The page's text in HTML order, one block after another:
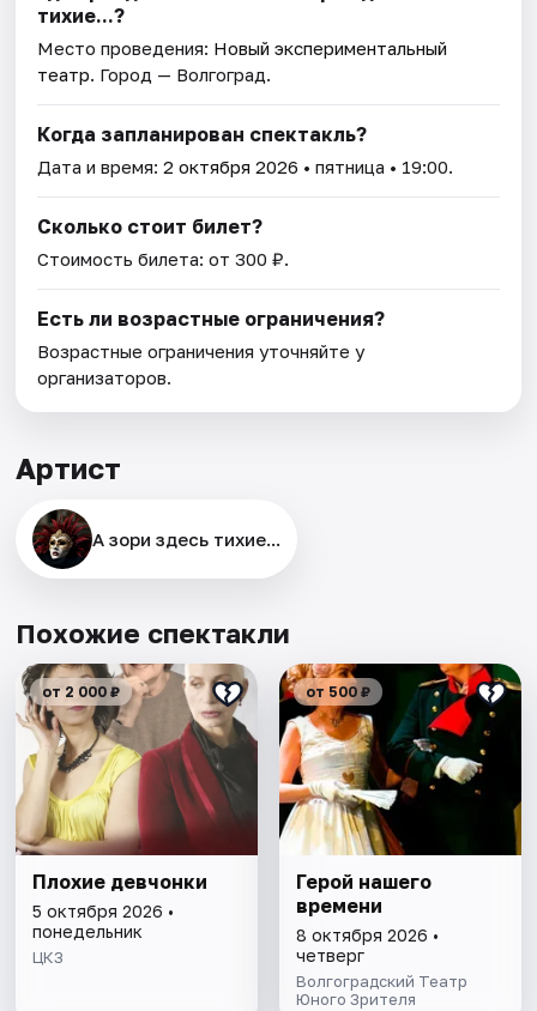
тихие...?
Место проведения: Новый экспериментальный
театр . Город — Волгоград.
Когда запланирован спектакль?
Дата и время:2 октября 2026 • пятница • 19:00.
Сколько стоит билет?
Стоимость билета: от 300 ₽.
Есть ли возрастные ограничения?
Возрастные ограничения уточняйте у
организаторов.
Артист
А зори здесь тихие...
Похожие спектакли
от 2 000 ₽
Плохие девчонки
5 октября 2026 •
понедельник
ЦКЗ
от 500 ₽
Герой нашего
времени
8 октября 2026 •
четверг
Волгоградский Театр
Юного Зрителя